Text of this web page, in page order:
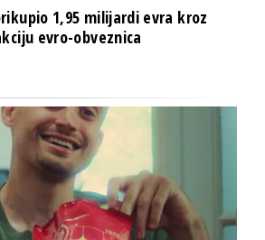
1,95 milijardi evra kroz
evro-obveznica